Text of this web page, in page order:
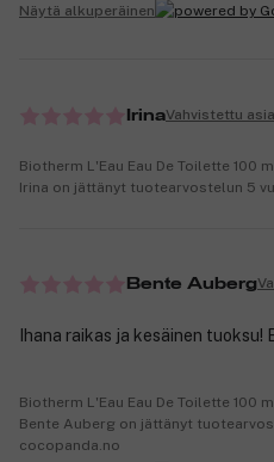
Näytä alkuperäinen
IrinaVahvistettu
Biotherm L'Eau Eau De Toilette 100
Irina on jättänyt tuotearvostelun 5
Bente Auberg
Ihana raikas ja kesäinen tuoksu!
Biotherm L'Eau Eau De Toilette 100
Bente Auberg on jättänyt
cocopanda.no